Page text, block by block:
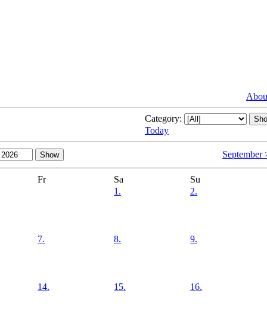
Category:
Today
September
Fr Sa
Su
1.
2.
7. 8. 9.
14. 15. 16.